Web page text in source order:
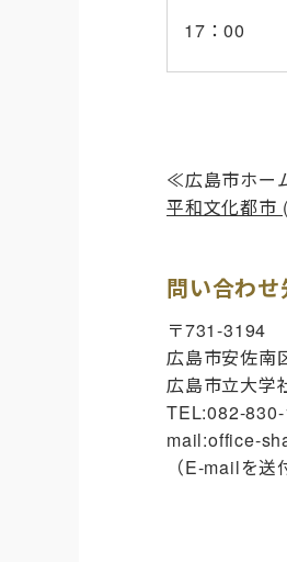
17：00
≪広島市ホー
平和文化都市
問い合わせ
〒731-3194
広島市安佐南
広島市立大学
TEL:082-
mail:office-
（E-mailを